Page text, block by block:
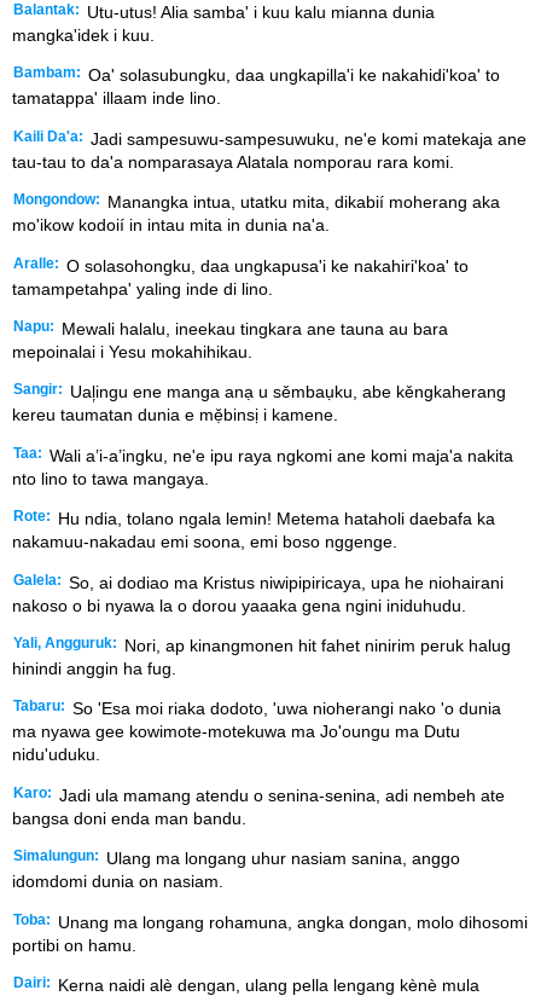
Balantak:
Utu-utus! Alia samba' i kuu kalu mianna dunia
mangka'idek i kuu.
Bambam: Oa' solasubungku, daa ungkapilla'i ke nakahidi'koa' to
tamatappa' illaam inde lino.
Kaili Da'a: Jadi sampesuwu-sampesuwuku, ne'e komi matekaja ane
tau-tau to da'a nomparasaya Alatala nomporau rara komi.
Mongondow:
Manangka intua, utatku mita, dikabií moherang aka
mo'ikow kodoií in intau mita in dunia na'a.
Aralle: O solasohongku, daa ungkapusa'i ke nakahiri'koa' to
tamampetahpa' yaling inde di lino.
Napu:
Mewali halalu, ineekau tingkara ane tauna au bara
mepoinalai i Yesu mokahihikau.
Sangir:
Ual᷊ingu ene manga anạ u sěmbaụku, abe kěngkaherang
kereu taumatan dunia e mẹ̌binsị i kamene.
Taa: Wali a’i-a’ingku, ne'e ipu raya ngkomi ane komi maja'a nakita
nto lino to tawa mangaya.
Rote:
Hu ndia, tolano ngala lemin! Metema hataholi daebafa ka
nakamuu-nakadau emi soona, emi boso nggenge.
Galela: So, ai dodiao ma Kristus niwipipiricaya, upa he niohairani
nakoso o bi nyawa la o dorou yaaaka gena ngini iniduhudu.
Yali, Angguruk:
Nori, ap kinangmonen hit fahet ninirim peruk halug
hinindi anggin ha fug.
Tabaru: So 'Esa moi riaka dodoto, 'uwa nioherangi nako 'o dunia
ma nyawa gee kowimote-motekuwa ma Jo'oungu ma Dutu
nidu'uduku.
Karo: Jadi ula mamang atendu o senina-senina, adi nembeh ate
bangsa doni enda man bandu.
Simalungun:
Ulang ma longang uhur nasiam sanina, anggo
idomdomi dunia on nasiam.
Toba:
Unang ma longang rohamuna, angka dongan, molo dihosomi
portibi on hamu.
Dairi:
Kerna naidi alè dengan, ulang pella lengang kènè mula